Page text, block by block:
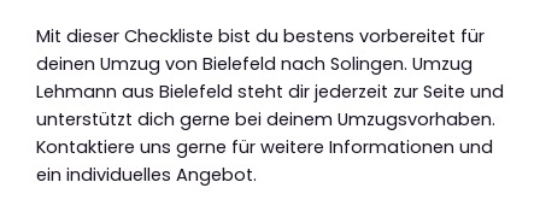
Mit dieser Checkliste bist du bestens vorbereitet für
deinen Umzug von Bielefeld nach Solingen. Umzug
Lehmann aus Bielefeld steht dir jederzeit zur Seite und
unterstützt dich gerne bei deinem Umzugsvorhaben.
Kontaktiere uns gerne für weitere Informationen und
ein individuelles Angebot.